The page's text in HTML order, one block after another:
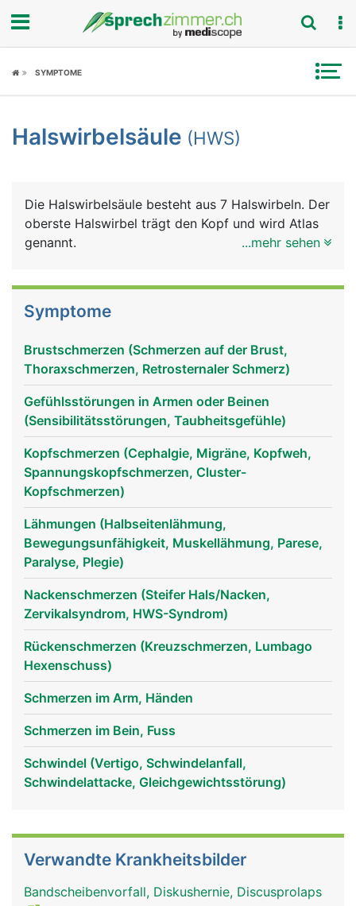
Fokus
Symptome
News
Rubriken
SYMPTOME
Halswirbelsäule (HWS)
Die Halswirbelsäule besteht aus 7 Halswirbeln. Der
oberste Halswirbel trägt den Kopf und wird Atlas
genannt.
Frau
Mann
...mehr sehen
Symptome
Brustschmerzen (Schmerzen auf der Brust,
Thoraxschmerzen, Retrosternaler Schmerz)
Gefühlsstörungen in Armen oder Beinen
(Sensibilitätsstörungen, Taubheitsgefühle)
Kopfschmerzen (Cephalgie, Migräne, Kopfweh,
Spannungskopfschmerzen, Cluster-
Kopfschmerzen)
Lähmungen (Halbseitenlähmung,
Bewegungsunfähigkeit, Muskellähmung, Parese,
Paralyse, Plegie)
Nackenschmerzen (Steifer Hals/Nacken,
Zervikalsyndrom, HWS-Syndrom)
Rückenschmerzen (Kreuzschmerzen, Lumbago
Hexenschuss)
Schmerzen im Arm, Händen
Schmerzen im Bein, Fuss
Schwindel (Vertigo, Schwindelanfall,
Schwindelattacke, Gleichgewichtsstörung)
Verwandte Krankheitsbilder
Bandscheibenvorfall, Diskushernie, Discusprolaps